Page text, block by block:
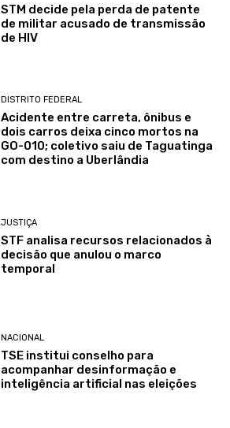
STM decide pela perda de patente
de militar acusado de transmissão
de HIV
DISTRITO FEDERAL
Acidente entre carreta, ônibus e
dois carros deixa cinco mortos na
GO-010; coletivo saiu de Taguatinga
com destino a Uberlândia
JUSTIÇA
STF analisa recursos relacionados à
decisão que anulou o marco
temporal
NACIONAL
TSE institui conselho para
acompanhar desinformação e
inteligência artificial nas eleições